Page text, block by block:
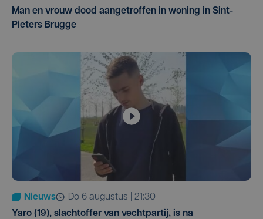
Man en vrouw dood aangetroffen in woning in Sint-
Pieters Brugge
Nieuws
do 6 augustus | 21:30
Yaro (19), slachtoffer van vechtpartij, is na